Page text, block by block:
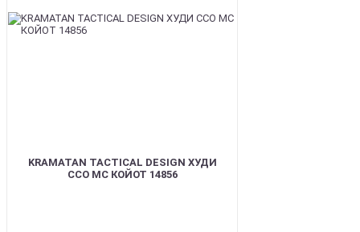
KRAMATAN TACTICAL DESIGN ХУДИ
ССО МС КОЙОТ 14856